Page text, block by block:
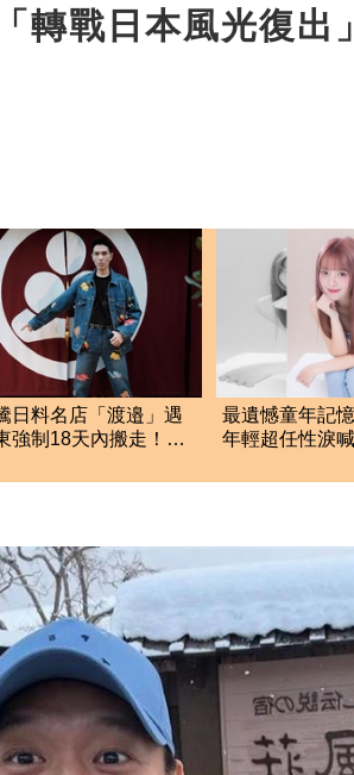
轉戰日本風光復
日料名店「渡邉」遇
強制18天內搬走！逼
最遺憾童年記
年輕超任性淚